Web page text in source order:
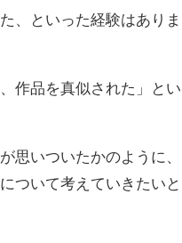
、といった経験はありま
作品を真似された」とい
思いついたかのように、
ついて考えていきたいと